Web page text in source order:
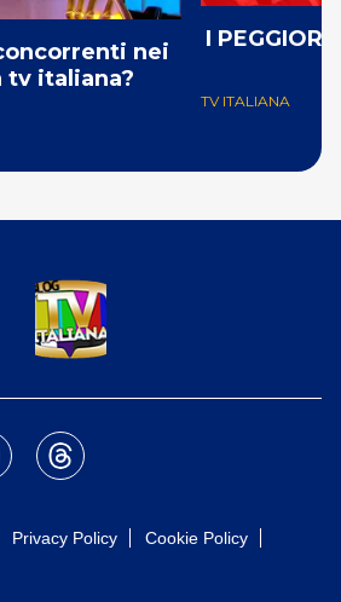
nei
tv italiana?
I
TV ITALIANA
Privacy Policy
Cookie Policy